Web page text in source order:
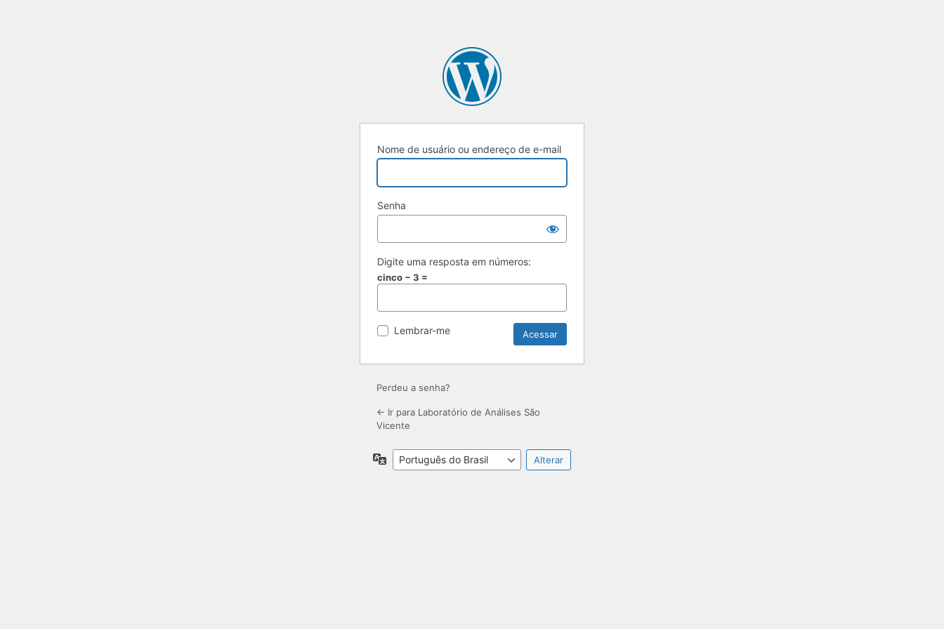
Nome de usuário ou endereço de e-mail
Senha
Digite uma resposta em números:
cinco − 3 =
Lembrar-me
Perdeu a senha?
← Ir para Laboratório de Análises São
Vicente
Idioma